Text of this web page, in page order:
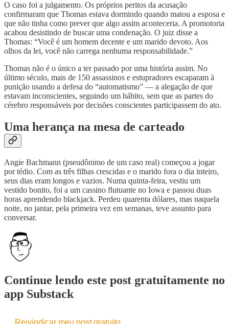
O caso foi a julgamento. Os próprios peritos da acusação
confirmaram que Thomas estava dormindo quando matou a esposa e
que não tinha como prever que algo assim aconteceria. A promotoria
acabou desistindo de buscar uma condenação. O juiz disse a
Thomas: “Você é um homem decente e um marido devoto. Aos
olhos da lei, você não carrega nenhuma responsabilidade.”
Thomas não é o único a ter passado por uma história assim. No
último século, mais de 150 assassinos e estupradores escaparam à
punição usando a defesa do “automatismo” — a alegação de que
estavam inconscientes, seguindo um hábito, sem que as partes do
cérebro responsáveis por decisões conscientes participassem do ato.
Uma herança na mesa de carteado
Angie Bachmann (pseudônimo de um caso real) começou a jogar
por tédio. Com as três filhas crescidas e o marido fora o dia inteiro,
seus dias eram longos e vazios. Numa quinta-feira, vestiu um
vestido bonito, foi a um cassino flutuante no Iowa e passou duas
horas aprendendo blackjack. Perdeu quarenta dólares, mas naquela
noite, no jantar, pela primeira vez em semanas, teve assunto para
conversar.
Continue lendo este post gratuitamente no
app Substack
Reivindicar meu post gratuito